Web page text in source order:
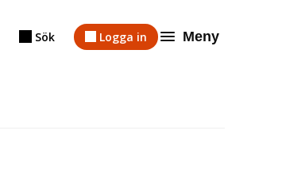
Sök Logga in Meny